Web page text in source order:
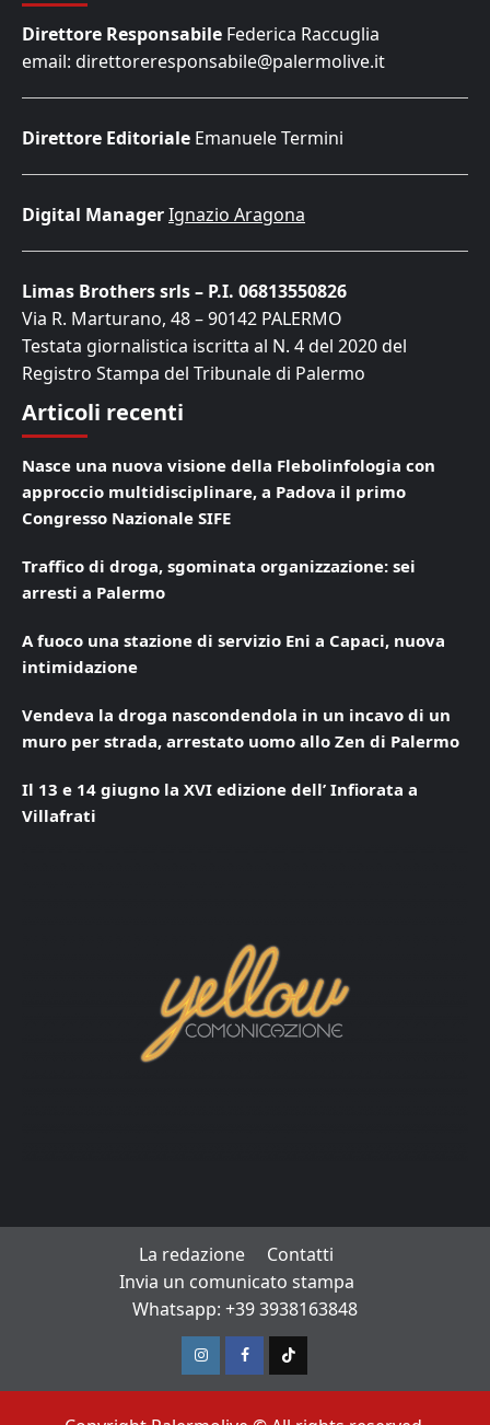
Direttore Responsabile Federica Raccuglia
email: direttoreresponsabile@palermolive.it
Direttore Editoriale Emanuele Termini
Digital ManagerIgnazio Aragona
Limas Brothers srls – P.I. 06813550826
Via R. Marturano, 48 – 90142 PALERMO
Testata giornalistica iscritta al N. 4 del 2020 del
Registro Stampa del Tribunale di Palermo
Articoli recenti
Nasce una nuova visione della Flebolinfologia con
approccio multidisciplinare, a Padova il primo
Congresso Nazionale SIFE
Traffico di droga, sgominata organizzazione: sei
arresti a Palermo
A fuoco una stazione di servizio Eni a Capaci, nuova
intimidazione
Vendeva la droga nascondendola in un incavo di un
muro per strada, arrestato uomo allo Zen di Palermo
Il 13 e 14 giugno la XVI edizione dell’ Infiorata a
Villafrati
La redazione
Contatti
Invia un comunicato stampa
Whatsapp: +39 3938163848
InstagramFacebook
TikTok